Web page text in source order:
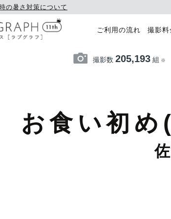
の暑さ対策について
ご利用の流れ 撮影料
撮影数 205,193組 ※
お食い初